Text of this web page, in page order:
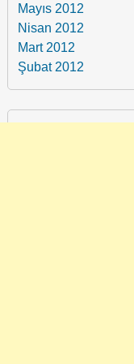
Mayıs 2012
Nisan 2012
Mart 2012
Şubat 2012